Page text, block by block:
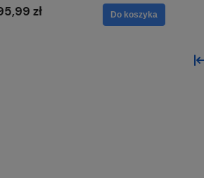
zł Do koszyka
«